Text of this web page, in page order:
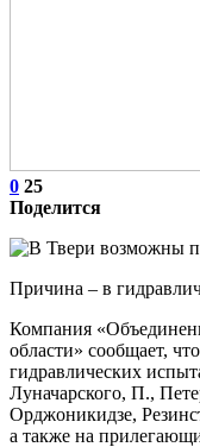
0 25
Поделится
Причина – в
Компания
области» сообщает,
гидравлических
Луначарского, П.,
Орджоникидзе,
а также на